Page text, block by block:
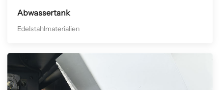
Abwassertank
Edelstahlmaterialien